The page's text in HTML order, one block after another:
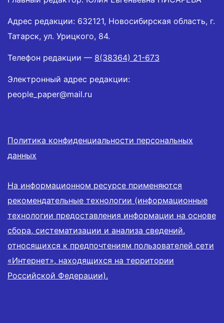
Адрес редакции: 632121, Новосибирская область, г.
Татарск, ул. Урицкого, 84.
Телефон редакции — 8(38364) 21-673
Электронный адрес редакции:
people_paper@mail.ru
Политика конфиденциальности персональных
данных
На информационном ресурсе применяются
рекомендательные технологии (информационные
технологии предоставления информации на основе
сбора, систематизации и анализа сведений,
относящихся к предпочтениям пользователей сети
«Интернет», находящихся на территории
Российской Федерации).